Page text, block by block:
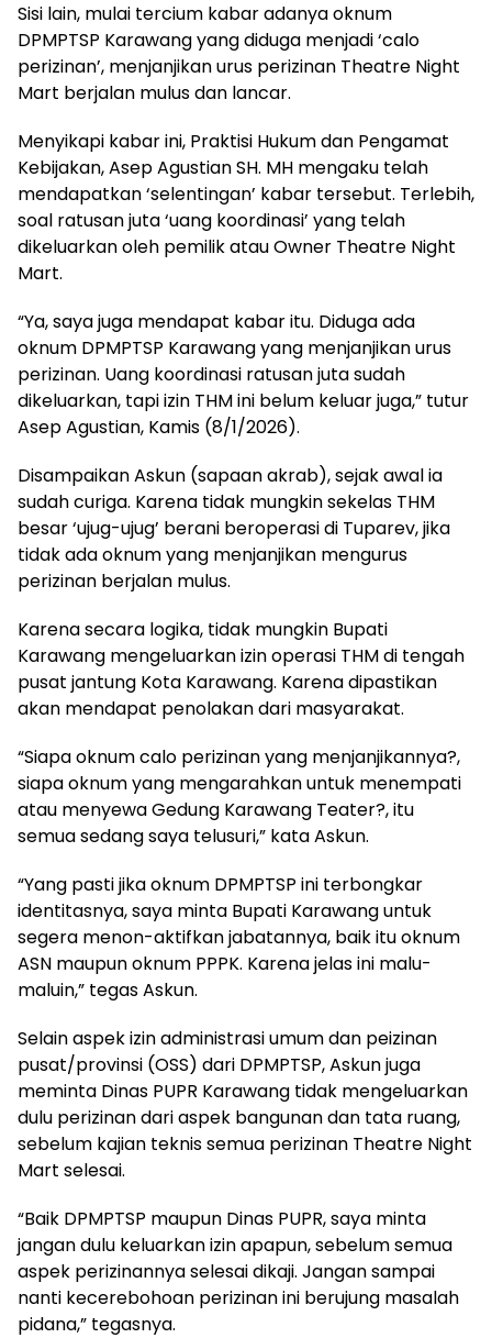
Sisi lain, mulai tercium kabar adanya oknum
DPMPTSP Karawang yang diduga menjadi ‘calo
perizinan’, menjanjikan urus perizinan Theatre Night
Mart berjalan mulus dan lancar.
Menyikapi kabar ini, Praktisi Hukum dan Pengamat
Kebijakan, Asep Agustian SH. MH mengaku telah
mendapatkan ‘selentingan’ kabar tersebut. Terlebih,
soal ratusan juta ‘uang koordinasi’ yang telah
dikeluarkan oleh pemilik atau Owner Theatre Night
Mart.
“Ya, saya juga mendapat kabar itu. Diduga ada
oknum DPMPTSP Karawang yang menjanjikan urus
perizinan. Uang koordinasi ratusan juta sudah
dikeluarkan, tapi izin THM ini belum keluar juga,” tutur
Asep Agustian, Kamis (8/1/2026).
Disampaikan Askun (sapaan akrab), sejak awal ia
sudah curiga. Karena tidak mungkin sekelas THM
besar ‘ujug-ujug’ berani beroperasi di Tuparev, jika
tidak ada oknum yang menjanjikan mengurus
perizinan berjalan mulus.
Karena secara logika, tidak mungkin Bupati
Karawang mengeluarkan izin operasi THM di tengah
pusat jantung Kota Karawang. Karena dipastikan
akan mendapat penolakan dari masyarakat.
“Siapa oknum calo perizinan yang menjanjikannya?,
siapa oknum yang mengarahkan untuk menempati
atau menyewa Gedung Karawang Teater?, itu
semua sedang saya telusuri,” kata Askun.
“Yang pasti jika oknum DPMPTSP ini terbongkar
identitasnya, saya minta Bupati Karawang untuk
segera menon-aktifkan jabatannya, baik itu oknum
ASN maupun oknum PPPK. Karena jelas ini malu-
maluin,” tegas Askun.
Selain aspek izin administrasi umum dan peizinan
pusat/provinsi (OSS) dari DPMPTSP, Askun juga
meminta Dinas PUPR Karawang tidak mengeluarkan
dulu perizinan dari aspek bangunan dan tata ruang,
sebelum kajian teknis semua perizinan Theatre Night
Mart selesai.
“Baik DPMPTSP maupun Dinas PUPR, saya minta
jangan dulu keluarkan izin apapun, sebelum semua
aspek perizinannya selesai dikaji. Jangan sampai
nanti kecerebohoan perizinan ini berujung masalah
pidana,” tegasnya.